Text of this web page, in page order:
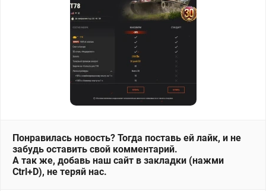
Понравилась новость? Тогда поставь ей лайк, и не
забудь оставить свой комментарий.
А так же, добавь наш сайт в закладки (нажми
Ctrl+D), не теряй нас.